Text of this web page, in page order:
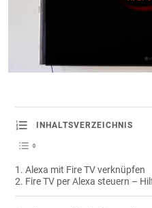
INHALTSVERZEICHNIS
Alexa mit Fire TV verknüpfen
Fire TV per Alexa steuern –